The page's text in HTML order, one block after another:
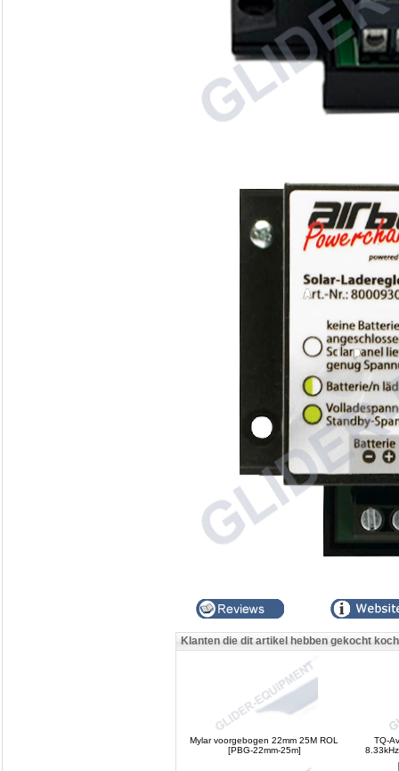
Klanten die dit artikel hebben gekocht
Mylar voorgebogen 22mm 25M ROL
[PBG-22mm-25m]
TQ-